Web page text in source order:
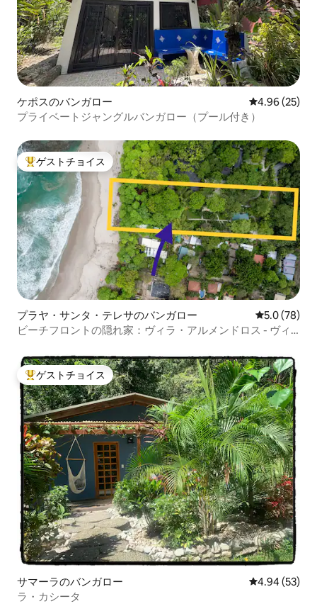
ケポスのバンガロー レビュー25
4.96 (25)
プライベートジャングルバンガロー（プール付き）
大好評のゲストチョイスです。
ゲストチョイス
プラヤ・サンタ・テレサのバンガロー レビュー78
5.0 (78)
ビーチフロントの隠れ家：ヴィラ・アルメンドロス - ヴィ
大好評のゲストチョイスです。
ゲストチョイス
サマーラのバンガロー レビュー53
4.94 (53)
ラ・カシータ